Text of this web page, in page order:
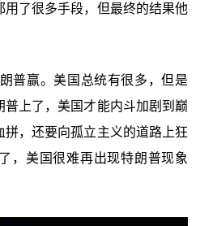
用了很多手段，但最终的结果他
普赢。美国总统有很多，但是
上了，美国才能内斗加剧到巅
，还要向孤立主义的道路上狂
，美国很难再出现特朗普现象